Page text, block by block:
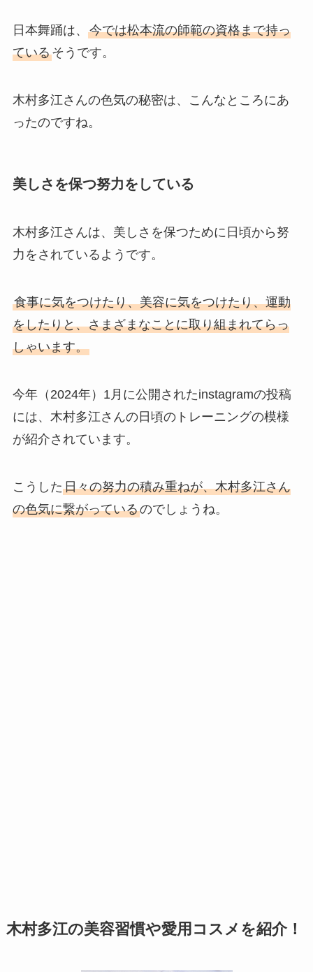
日本舞踊は、 今では松本流の師範の資格まで持っ
ているそうです。
木村多江さんの色気の秘密は、こんなところにあ
ったのですね。
美しさを保つ努力をしている
木村多江さんは、美しさを保つために日頃から努
力をされているようです。
食事に気をつけたり、美容に気をつけたり、運動
をしたりと、さまざまなことに取り組まれてらっ
しゃいます。
今年（2024年）1月に公開されたinstagramの投稿
には、木村多江さんの日頃のトレーニングの模様
が紹介されています。
こうした日々の努力の積み重ねが、木村多江さん
の色気に繋がっているのでしょうね。
木村多江の美容習慣や愛用コスメを紹介！